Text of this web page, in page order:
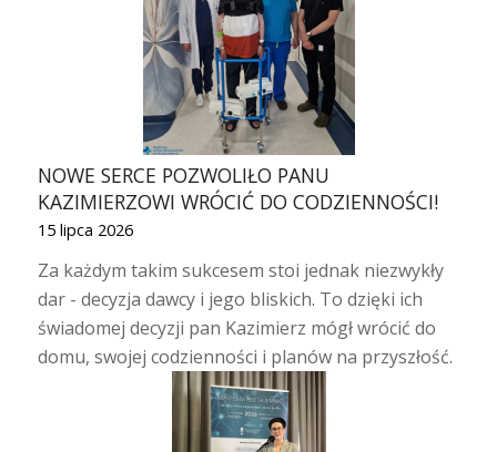
NOWE SERCE POZWOLIŁO PANU
KAZIMIERZOWI WRÓCIĆ DO CODZIENNOŚCI!
15 lipca 2026
Za każdym takim sukcesem stoi jednak niezwykły
dar - decyzja dawcy i jego bliskich. To dzięki ich
świadomej decyzji pan Kazimierz mógł wrócić do
domu, swojej codzienności i planów na przyszłość.